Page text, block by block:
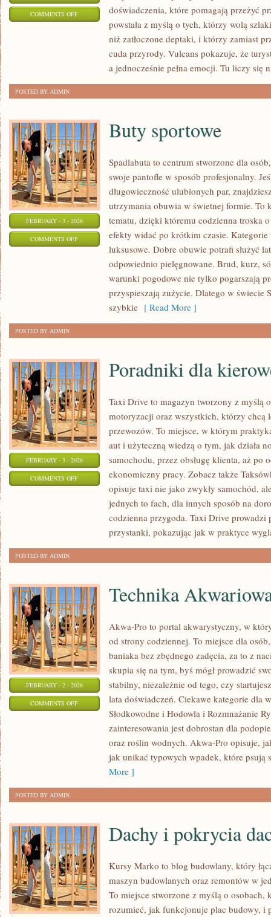
COMMENTS OFFON
FORMACJE
doświadczenia, które pomagają przeżyć
powstała z myślą o tych, którzy wolą
niż zatłoczone deptaki, i którzy zamiast
cuda przyrody. Vulcans pokazuje, że
a jednocześnie pełna emocji. Tu liczy się
POSTED BY ADMIN
FEBRUARY - 3 - 2026
COMMENTS OFFON
SPORTOWE
Buty sportowe
Spadlabuta to centrum stworzone dla
swoje pantofle w sposób profesjonalny.
długowieczność ulubionych par,
utrzymania obuwia w świetnej formie. To
tematu, dzięki któremu codzienna troska
efekty widać po krótkim czasie. Kategorie
luksusowe. Dobre obuwie potrafi służyć
odpowiednio pielęgnowane. Brud, kurz,
warunki pogodowe nie tylko pogarszają
przyspieszają zużycie. Dlatego w świecie
szybkie [ Read More ]
POSTED BY ADMIN
FEBRUARY - 3 - 2026
COMMENTS OFFON
PORADNIKI
KIEROWCÓW
Poradniki dla
Taxi Drive to magazyn tworzony z myślą
motoryzacji oraz wszystkich, którzy chcą
przewozów. To miejsce, w którym
aut i użyteczną wiedzą o tym, jak działa
samochodu, przez obsługę klienta, aż po
ekonomiczny pracy. Zobacz także
opisuje taxi nie jako zwykły samochód,
jednych to fach, dla innych sposób na
codzienna przygoda. Taxi Drive
przystanki, pokazując jak w praktyce
POSTED BY ADMIN
FEBRUARY - 2 - 2026
COMMENTS OFFON
AKWARIOWA
Technika
Akwa-Pro to portal akwarystyczny, w
od strony codziennej. To miejsce dla
baniaka bez zbędnego zadęcia, za to z
skupia się na tym, byś mógł prowadzić
stabilny, niezależnie od tego, czy
lata doświadczeń. Ciekawe kategorie dla
Słodkowodne i Hodowla i Rozmnażanie
zainteresowania jest dobrostan dla
oraz roślin wodnych. Akwa-Pro opisuje,
jak unikać typowych wpadek, które psują
More ]
POSTED BY ADMIN
Dachy i pokrycia
Kursy Marko to blog budowlany, który
maszyn budowlanych oraz remontów w
To miejsce stworzone z myślą o osobach,
rozumieć, jak funkcjonuje plac budowy, i